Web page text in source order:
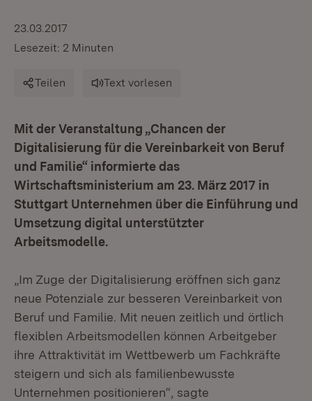
23.03.2017
Lesezeit: 2 Minuten
Teilen Text vorlesen
Mit der Veranstaltung „Chancen der
Digitalisierung für die Vereinbarkeit von Beruf
und Familie“ informierte das
Wirtschaftsministerium am 23. März 2017 in
Stuttgart Unternehmen über die Einführung und
Umsetzung digital unterstützter
Arbeitsmodelle.
„Im Zuge der Digitalisierung eröffnen sich ganz
neue Potenziale zur besseren Vereinbarkeit von
Beruf und Familie. Mit neuen zeitlich und örtlich
flexiblen Arbeitsmodellen können Arbeitgeber
ihre Attraktivität im Wettbewerb um Fachkräfte
steigern und sich als familienbewusste
Unternehmen positionieren“, sagte